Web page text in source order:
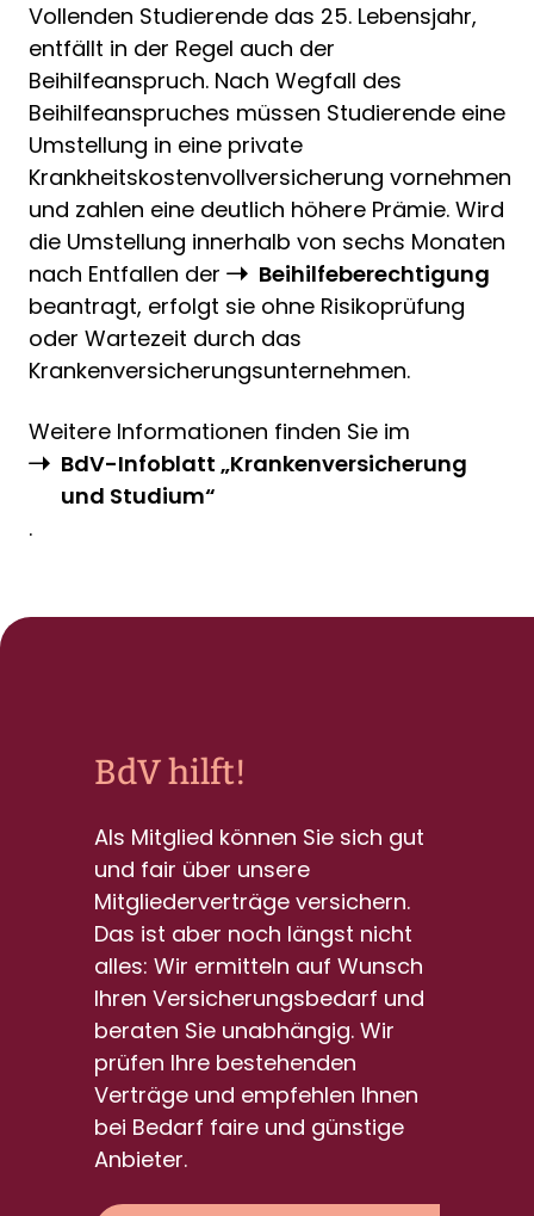
Vollenden Studierende das 25. Lebensjahr,
entfällt in der Regel auch der
Beihilfeanspruch. Nach Wegfall des
Beihilfeanspruches müssen Studierende eine
Umstellung in eine private
Krankheitskostenvollversicherung vornehmen
und zahlen eine deutlich höhere Prämie. Wird
die Umstellung innerhalb von sechs Monaten
nach Entfallen der
Beihilfeberechtigung
beantragt, erfolgt sie ohne Risikoprüfung
oder Wartezeit durch das
Krankenversicherungsunternehmen.
Weitere Informationen finden Sie im
BdV-Infoblatt „Krankenversicherung
und Studium“
.
BdV hilft!
Als Mitglied können Sie sich gut
und fair über unsere
Mitgliederverträge versichern.
Das ist aber noch längst nicht
alles: Wir ermitteln auf Wunsch
Ihren Versicherungsbedarf und
beraten Sie unabhängig. Wir
prüfen Ihre bestehenden
Verträge und empfehlen Ihnen
bei Bedarf faire und günstige
Anbieter.